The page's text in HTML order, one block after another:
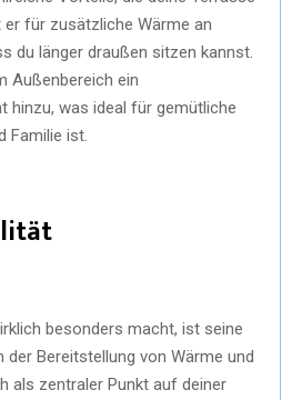
für zusätzliche Wärme an
du länger draußen sitzen kannst.
Außenbereich ein
hinzu, was ideal für gemütliche
Familie ist.
besonders macht, ist seine
Bereitstellung von Wärme und
als zentraler Punkt auf deiner